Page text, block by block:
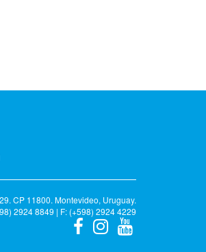
CP 11800. Montevideo, Uruguay.
2924 8849 | F: (+598) 2924 4229